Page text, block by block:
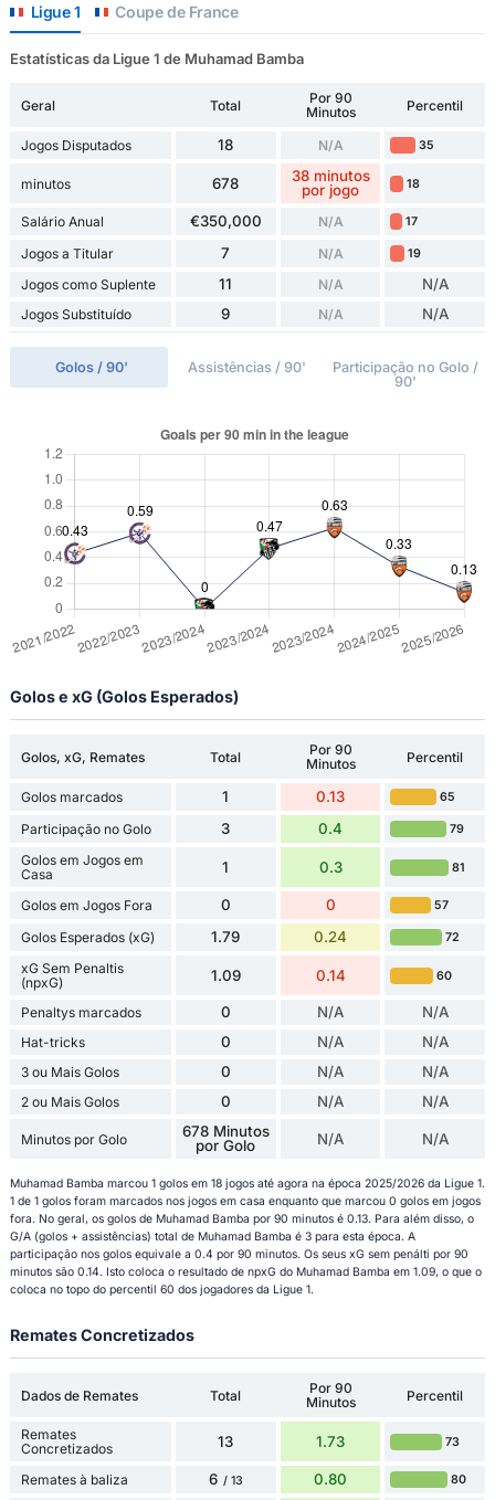
Ligue 1 Coupe de France
Estatísticas da Ligue 1 de Muhamad Bamba
Geral Total
Por 90
Minutos
Percentil
Jogos Disputados 18 N/A 35
minutos 678
38 minutos
por jogo
18
Salário Anual €350,000 N/A 17
Jogos a Titular 7 N/A 19
Jogos como Suplente 11 N/A N/A
Jogos Substituído 9 N/A N/A
Golos / 90' Assistências / 90'
Participação no Golo /
90'
Golos e xG (Golos Esperados)
Golos, xG, Remates Total
Por 90
Minutos
Percentil
Golos marcados 1 0.13 65
Participação no Golo 3 0.4 79
Golos em Jogos em
Casa
1 0.3 81
Golos em Jogos Fora 0 0 57
Golos Esperados (xG) 1.79 0.24 72
xG Sem Penaltis
(npxG)
1.09 0.14 60
Penaltys marcados 0 N/A N/A
Hat-tricks 0 N/A N/A
3 ou Mais Golos 0 N/A N/A
2 ou Mais Golos 0 N/A N/A
Minutos por Golo
678 Minutos
por Golo
N/A N/A
Muhamad Bamba marcou 1 golos em 18 jogos até agora na época 2025/2026 da Ligue 1.
1 de 1 golos foram marcados nos jogos em casa enquanto que marcou 0 golos em jogos
fora. No geral, os golos de Muhamad Bamba por 90 minutos é 0.13. Para além disso, o
G/A (golos + assistências) total de Muhamad Bamba é 3 para esta época. A
participação nos golos equivale a 0.4 por 90 minutos. Os seus xG sem penálti por 90
minutos são 0.14. Isto coloca o resultado de npxG do Muhamad Bamba em 1.09, o que o
coloca no topo do percentil 60 dos jogadores da Ligue 1.
Remates Concretizados
Dados de Remates Total
Por 90
Minutos
Percentil
Remates
Concretizados
13 1.73 73
Remates à baliza 6 / 13 0.80 80